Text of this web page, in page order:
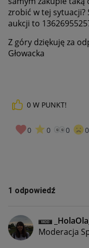
zrobić w tej sytuacji?
aukcji to
Z góry dziękuję za
Głowacka
0 W PUNKT!
0 0 0 0
1 odpowiedź
_HolaOla_
Moderacja